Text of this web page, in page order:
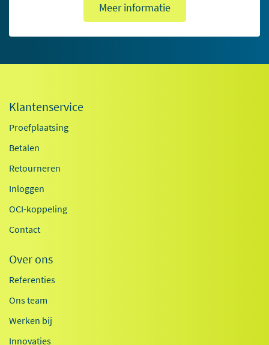
Meer informatie
Klantenservice
Proefplaatsing
Betalen
Retourneren
Inloggen
OCI-koppeling
Contact
Over ons
Referenties
Ons team
Werken bij
Innovaties